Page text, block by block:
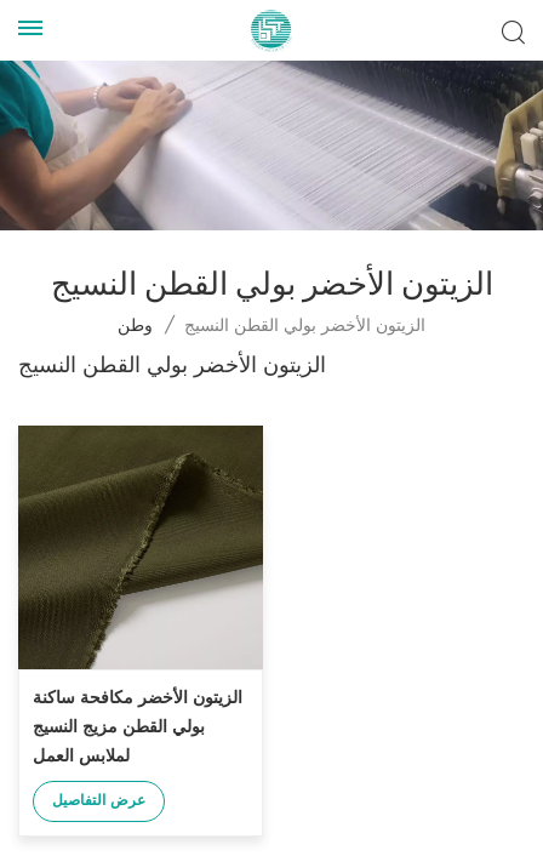
الزيتون الأخضر بولي القطن النسيج
وطن / الزيتون الأخضر بولي القطن النسيج
الزيتون الأخضر بولي القطن النسيج
الزيتون الأخضر مكافحة ساكنة
بولي القطن مزيج النسيج
لملابس العمل
عرض التفاصيل